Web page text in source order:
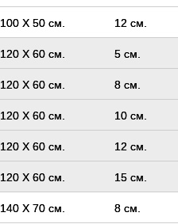
100 Х 50 см. 12 см.
120 Х 60 см. 5 см.
120 Х 60 см. 8 см.
120 Х 60 см. 10 см.
120 Х 60 см. 12 см.
120 Х 60 см. 15 см.
140 Х 70 см. 8 см.